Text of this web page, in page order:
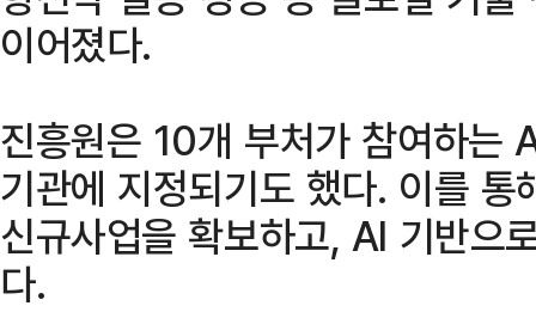
이어졌다.
진흥원은 10개 부처가 참여하는
기관에 지정되기도 했다. 이를
신규사업을 확보하고, AI 기반으
다.